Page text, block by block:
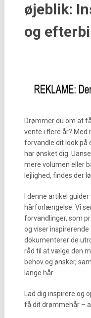
øjeblik:
og
Drømmer du om at
vente i flere år?
forvandle dit look på
har ønsket dig.
mere volumen eller
lejlighed, findes der
I denne artikel
hårforlængelse. Vi
forvandlinger, som
og viser
dokumenterer de
råd til at vælge den
behov og ønsker,
lange hår.
Lad dig inspirere og
få dit drømmehår –